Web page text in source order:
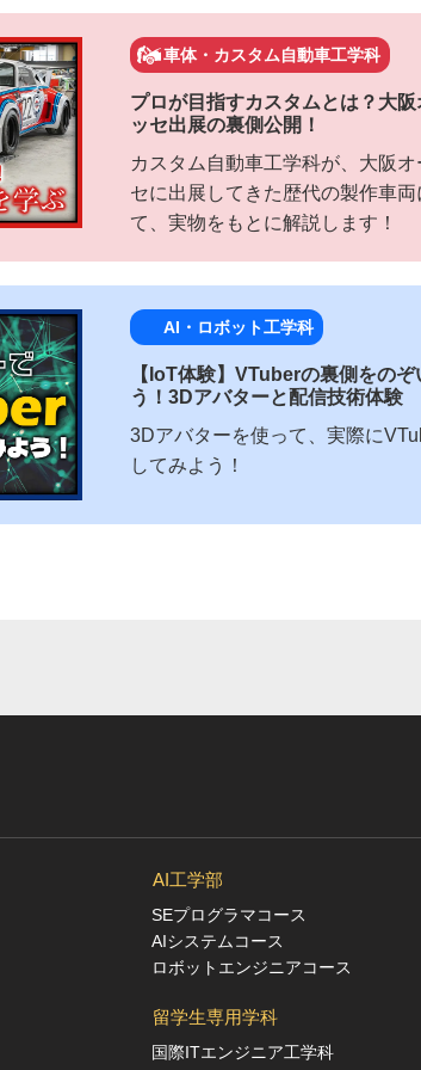
車体・カスタム自動車工学科
プロが目指すカスタムとは？大阪
ッセ出展の裏側公開！
カスタム自動車工学科が、大阪オ
セに出展してきた歴代の製作車両
て、実物をもとに解説します！
AI・ロボット工学科
【IoT体験】VTuberの裏側をのぞ
う！3Dアバターと配信技術体験
3Dアバターを使って、実際に
してみよう！
AI工学部
SEプログラマコース
AIシステムコース
ロボットエンジニアコース
留学生専用学科
国際ITエンジニア工学科